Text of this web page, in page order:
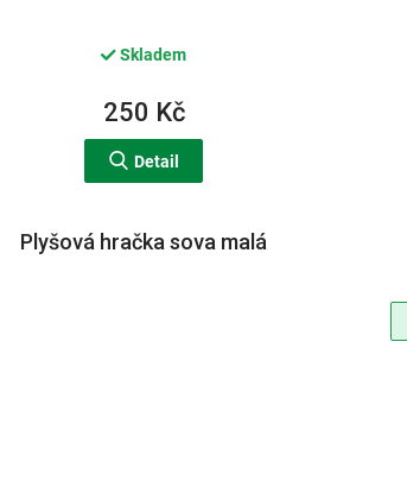
Skladem
250 Kč
Detail
Plyšová hračka sova malá